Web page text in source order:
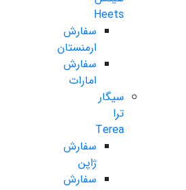
Heets
سفارش
ارمنستان
سفارش
امارات
سیگار
ترا
Terea
سفارش
ژاپن
سفارش